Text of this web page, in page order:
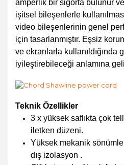
amperlik bir sigorta bulunur
işitsel bileşenlerle
video bileşenlerinin genel
için tasarlanmıştır. Eşsiz
ve ekranlarla kullanıldığında
iyileştirebileceği anlamına
Teknik Özellikler
3 x yüksek saflıkta çok
iletken düzeni.
Yüksek mekanik
dış izolasyon .